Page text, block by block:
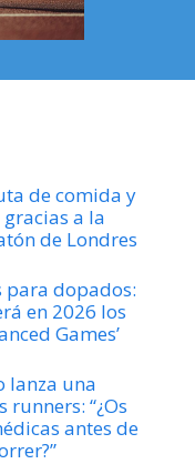
de comida y
a la
de Londres
para dopados:
en 2026 los
Games’
lanza una
“¿Os
antes de